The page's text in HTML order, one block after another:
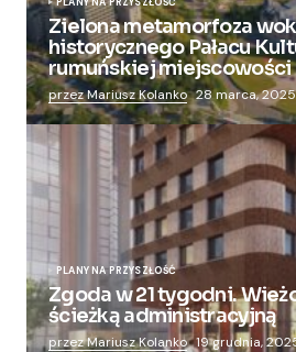
Zielona metamorfoza
historycznego Pałacu
rumuńskiej miejscowości
przez Mariusz Kolanko 28 marca, 2025
PLANY NA PRZYSZŁOŚĆ
Zgoda w 21 tygodni.
ścieżką administracyjną
przez Mariusz Kolanko 19 grudnia,